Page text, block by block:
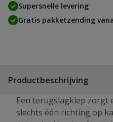
Supersnelle levering
Gratis pakketzending
Productbeschrijving
Een terugslagklep zorgt
slechts één richting op